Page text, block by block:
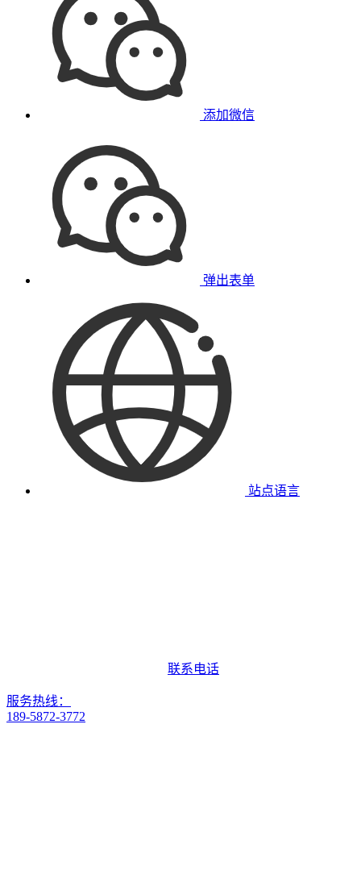
添加微信
弹出表单
站点语言
联系电话
服务热线：
189-5872-3772